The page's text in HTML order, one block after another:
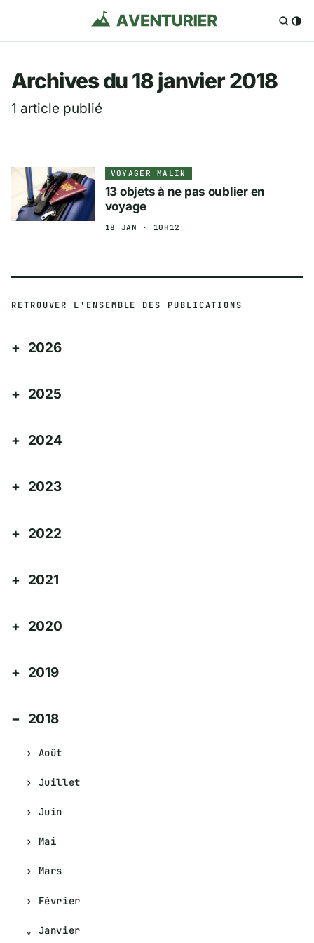
Aventurier.fr —
Archives du 18 janvier 2018
1 article publié
VOYAGER MALIN
13 objets à ne pas oublier en
voyage
18 JAN · 10H12
RETROUVER L'ENSEMBLE DES PUBLICATIONS
2026
2025
2024
2023
2022
2021
2020
2019
2018
Août
Juillet
Juin
Mai
Mars
Février
Janvier